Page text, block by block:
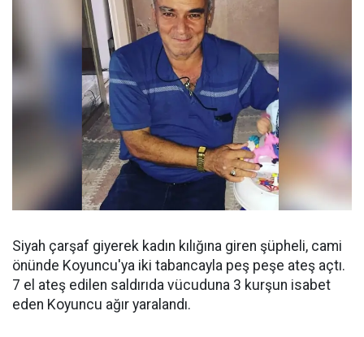
Siyah çarşaf giyerek kadın kılığına giren şüpheli, cami
önünde Koyuncu'ya iki tabancayla peş peşe ateş açtı.
7 el ateş edilen saldırıda vücuduna 3 kurşun isabet
eden Koyuncu ağır yaralandı.